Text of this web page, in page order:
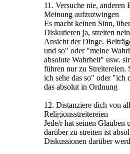
11. Versuche nie, anderen
Meinung aufzuzwingen
Es macht keinen Sinn,
Diskutieren ja, streiten
Ansicht der Dinge.
und so" oder "meine
absolute Wahrheit" usw.
führen nur zu
ich sehe das so" oder "ich
das absolut in Ordnung
12. Distanziere dich von
Religionsstreitereien
Jede/r hat seinen Glauben
darüber zu streiten ist
Diskussionen darüber